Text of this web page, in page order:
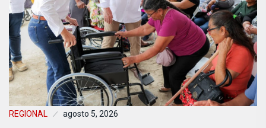
REGIONAL agosto 5, 2026